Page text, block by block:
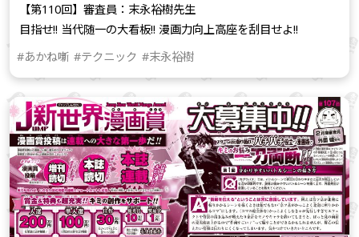
【第110回】審査員：末永裕樹先生
目指せ!! 当代随一の大看板!! 漫画力向上高座を刮目せよ!!
#あかね噺 #テクニック #末永裕樹